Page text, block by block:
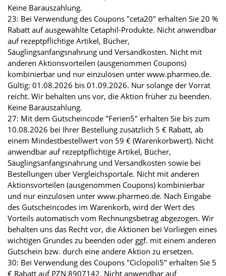
Keine Barauszahlung.
23: Bei Verwendung des Coupons "ceta20" erhalten Sie 20 %
Rabatt auf ausgewählte Cetaphil-Produkte. Nicht anwendbar
auf rezeptpflichtige Artikel, Bücher,
Säuglingsanfangsnahrung und Versandkosten. Nicht mit
anderen Aktionsvorteilen (ausgenommen Coupons)
kombinierbar und nur einzulösen unter www.pharmeo.de.
Gültig: 01.08.2026 bis 01.09.2026. Nur solange der Vorrat
reicht. Wir behalten uns vor, die Aktion früher zu beenden.
Keine Barauszahlung.
27: Mit dem Gutscheincode "Ferien5" erhalten Sie bis zum
10.08.2026 bei Ihrer Bestellung zusätzlich 5 € Rabatt, ab
einem Mindestbestellwert von 59 € (Warenkorbwert). Nicht
anwendbar auf rezeptpflichtige Artikel, Bücher,
Säuglingsanfangsnahrung und Versandkosten sowie bei
Bestellungen über Vergleichsportale. Nicht mit anderen
Aktionsvorteilen (ausgenommen Coupons) kombinierbar
und nur einzulösen unter www.pharmeo.de. Nach Eingabe
des Gutscheincodes im Warenkorb, wird der Wert des
Vorteils automatisch vom Rechnungsbetrag abgezogen. Wir
behalten uns das Recht vor, die Aktionen bei Vorliegen eines
wichtigen Grundes zu beenden oder ggf. mit einem anderen
Gutschein bzw. durch eine andere Aktion zu ersetzen.
30: Bei Verwendung des Coupons "Ciclopoli5" erhalten Sie 5
€ Rabatt auf PZN 8907142. Nicht anwendbar auf